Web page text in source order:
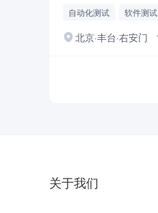
自动化测试 软件测试
北京·丰台·右安门
关于我们